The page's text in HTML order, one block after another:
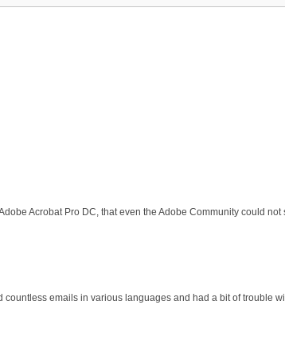
Acrobat Pro DC, that even the Adobe Community could
emails in various languages and had a bit of trouble